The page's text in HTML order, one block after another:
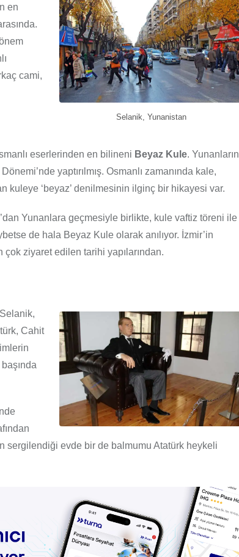
Selanik, Yunanistan
en
cami,
eserlerinden en bilineni Beyaz Kule. Yunanların
yaptırılmış. Osmanlı zamanında kale,
kuleye ‘beyaz’ denilmesinin ilginç bir hikayesi var.
Yunanlara geçmesiyle birlikte, kule vaftiz töreni ile
de hala Beyaz Kule olarak anılıyor. İzmir’in
ziyaret edilen tarihi yapılarından.
Cahit
sergilendiği evde bir de balmumu Atatürk heykeli